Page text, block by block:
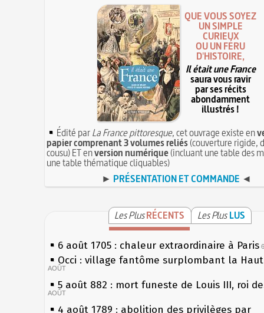
QUE VOUS SOYEZ
UN SIMPLE
CURIEUX
OU UN FÉRU
D'HISTOIRE,
Il était une France
saura vous ravir
par ses récits
abondamment
illustrés !
Édité parLa France pittoresque, cet ouvrage existe en
papier comprenant 3 volumes reliés(couverture rigide,
cousu) ET enversion numérique(incluant une table des
une table thématique cliquables)
► PRÉSENTATION ET COMMANDE ◄
Les PlusRÉCENTS Les Plus LUS
6 août 1705 : chaleur extraordinaire à Paris
Occi : village fantôme surplombant la
AOÛT
5 août 882 : mort funeste de Louis III, roi
AOÛT
4 août 1789 : abolition des privilèges par